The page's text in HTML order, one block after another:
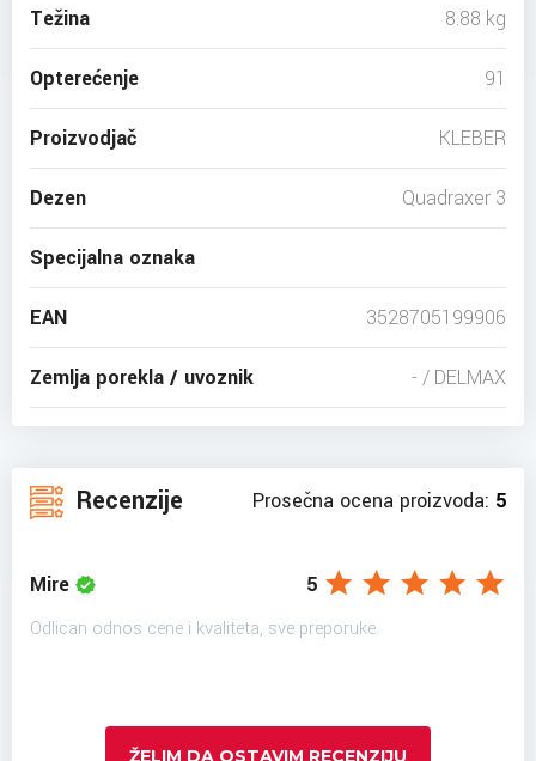
Težina 8.88 kg
Opterećenje 91
Proizvodjač KLEBER
Dezen Quadraxer 3
Specijalna oznaka
EAN 3528705199906
Zemlja porekla / uvoznik - / DELMAX
Recenzije Prosečna ocena proizvoda: 5
Mire 5
Odlican odnos cene i kvaliteta, sve preporuke.
ŽELIM DA OSTAVIM RECENZIJU